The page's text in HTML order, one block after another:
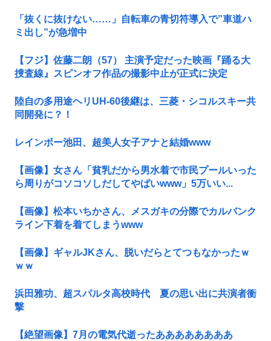
「抜くに抜けない……」自転車の青切符導入で”車道ハ
ミ出し”が急増中
【フジ】佐藤二朗（57） 主演予定だった映画『踊る大
捜査線』スピンオフ作品の撮影中止が正式に決定
陸自の多用途ヘリUH-60後継は、三菱・シコルスキー共
同開発に？！
レインボー池田、超美人女子アナと結婚www
【画像】女さん「貧乳だから男水着で市民プールいった
ら周りがコソコソしだしてやばいwww」5万いい...
【画像】松本いちかさん、メスガキの分際でカルバンク
ライン下着を着てしまうwww
【画像】ギャルJKさん、脱いだらとてつもなかったｗ
ｗｗ
浜田雅功、超スパルタ高校時代 夏の思い出に共演者衝
撃
【絶望画像】7月の電気代逝ったああああああああ